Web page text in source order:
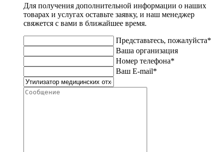
Для получения дополнительной информации о наших
товарах и услугах оставьте заявку, и наш менеджер
свяжется с вами в ближайшее время.
Представьтесь, пожалуйста*
Ваша организация
Номер телефона*
Ваш E-mail*